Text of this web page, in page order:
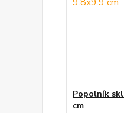
Popolník
cm